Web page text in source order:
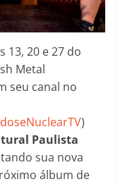
13, 20 e 27 do
Metal
seu canal no
)
Paulista
sua nova
álbum de